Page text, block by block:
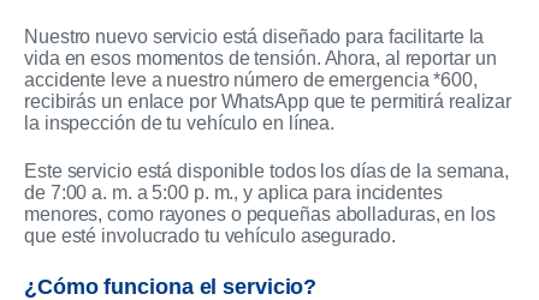
Nuestro nuevo servicio está diseñado para facilitarte la
vida en esos momentos de tensión. Ahora, al reportar un
accidente leve a nuestro número de emergencia *600,
recibirás un enlace por WhatsApp que te permitirá realizar
la inspección de tu vehículo en línea.
Este servicio está disponible todos los días de la semana,
de 7:00 a. m. a 5:00 p. m., y aplica para incidentes
menores, como rayones o pequeñas abolladuras, en los
que esté involucrado tu vehículo asegurado.
¿Cómo funciona el servicio?